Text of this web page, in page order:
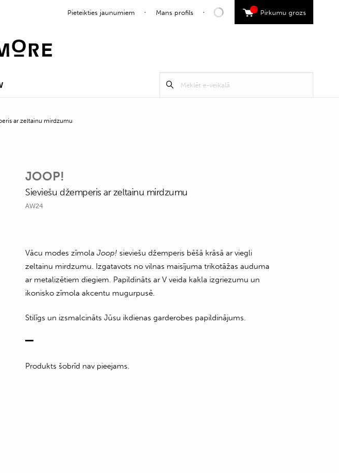
Pieteikties jaunumiem Mans profils Pirkumu grozs
0
Meklēt
ar zeltainu mirdzumu
JOOP!
Sieviešu džemperis ar zeltainu mirdzumu
AW24
Vācu modes zīmolaJoop! sieviešu džemperis bēšā krāsā ar viegli
zeltainu mirdzumu. Izgatavots no vilnas maisījuma trikotāžas auduma
ar metalizētiem diegiem. Papildināts ar V veida kakla izgriezumu un
ikonisko zīmola akcentu mugurpusē.
Stilīgs un izsmalcināts Jūsu ikdienas garderobes papildinājums.
Produkts šobrīd nav pieejams.